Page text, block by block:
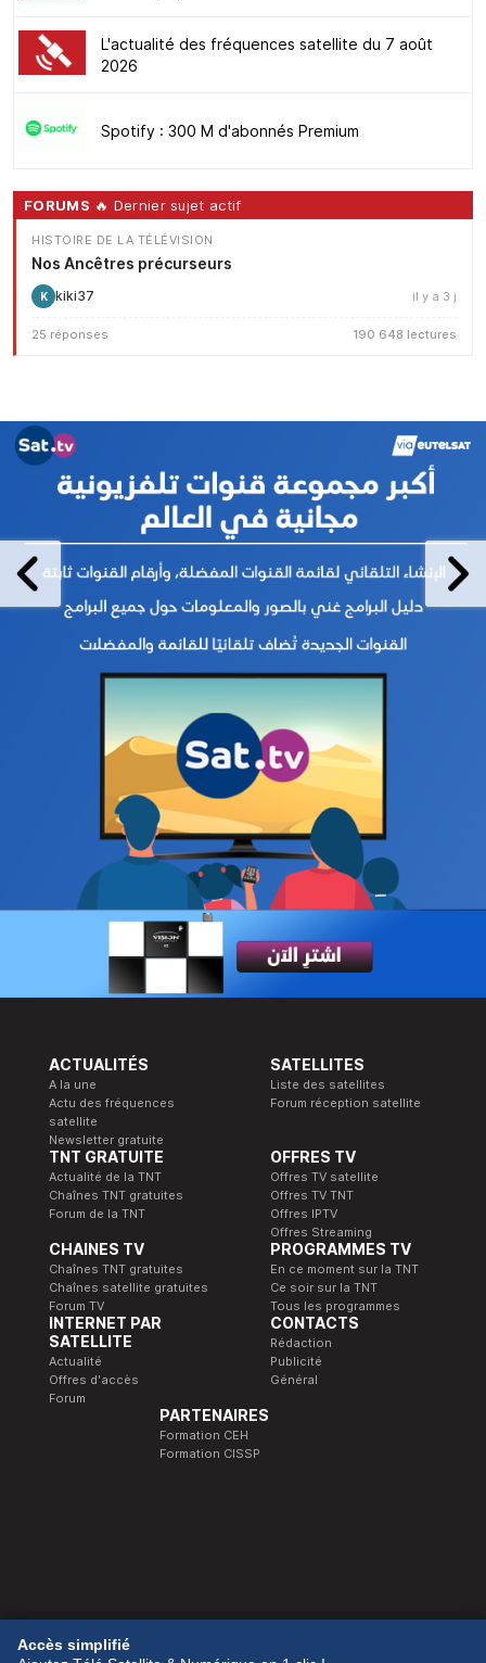
L'actualité des fréquences satellite du 7 août
2026
Spotify : 300 M d'abonnés Premium
FORUMS 🔥 Dernier sujet actif
HISTOIRE DE LA TÉLÉVISION
Nos Ancêtres précurseurs
K kiki37 il y a 3 j
25 réponses 190 648 lectures
ACTUALITÉS
A la une
Actu des fréquences
satellite
Newsletter gratuite
SATELLITES
Liste des satellites
Forum réception satellite
TNT GRATUITE
Actualité de la TNT
Chaînes TNT gratuites
Forum de la TNT
OFFRES TV
Offres TV satellite
Offres TV TNT
Offres IPTV
Offres Streaming
CHAINES TV
Chaînes TNT gratuites
Chaînes satellite gratuites
Forum TV
PROGRAMMES TV
En ce moment sur la TNT
Ce soir sur la TNT
Tous les programmes
INTERNET PAR
SATELLITE
Actualité
Offres d'accès
Forum
CONTACTS
Rédaction
Publicité
Général
PARTENAIRES
Formation CEH
Formation CISSP
© 1989-2026 Télé Satellite et Numérique.
Accès simplifié